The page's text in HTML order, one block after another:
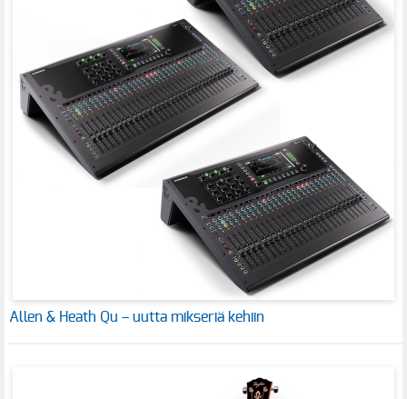
Allen & Heath Qu – uutta mikseriä kehiin